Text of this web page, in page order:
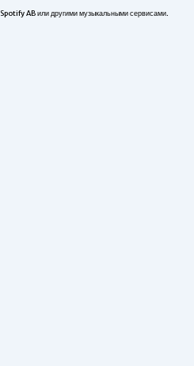
AB или другими музыкальными сервисами.